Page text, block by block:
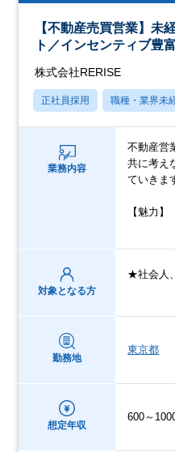
【不動産売買営業】未
ト／インセンティブ豊
株式会社RERISE
正社員採用 職種・業界未
業務内容
不動産営
共に考え
ていきま
【魅力】
対象となる方
★社会人
勤務地
東京都
想定年収
600～